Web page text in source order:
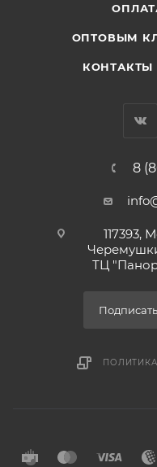
ОПТОВЫМ
КОНТАКТЫ
8
117393,
ТЦ